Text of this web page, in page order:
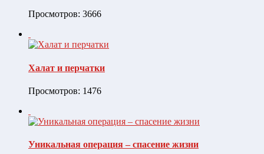
Просмотров: 3666
Халат и перчатки
Просмотров: 1476
Уникальная операция – спасение жизни